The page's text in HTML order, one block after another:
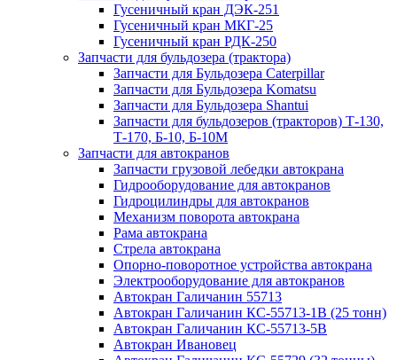
Гусеничный кран ДЭК-251
Гусеничный кран МКГ-25
Гусеничный кран РДК-250
Запчасти для бульдозера (трактора)
Запчасти для Бульдозера Caterpillar
Запчасти для Бульдозера Komatsu
Запчасти для Бульдозера Shantui
Запчасти для бульдозеров (тракторов) Т-130,
Т-170, Б-10, Б-10М
Запчасти для автокранов
Запчасти грузовой лебедки автокрана
Гидрооборудование для автокранов
Гидроцилиндры для автокранов
Механизм поворота автокрана
Рама автокрана
Стрела автокрана
Опорно-поворотное устройства автокрана
Электрооборудование для автокранов
Автокран Галичанин 55713
Автокран Галичанин КС-55713-1В (25 тонн)
Автокран Галичанин КС-55713-5В
Автокран Ивановец